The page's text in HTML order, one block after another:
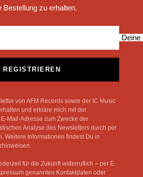
Bestellung zu erhalten.
Deine
REGISTRIEREN
von AFM Records sowie der IC Music
und erkläre mich mit der
Mail-Adresse zum Zwecke der
Analyse des Newsletters durch per
Weitere Informationen findest Du in
für die Zukunft widerruflich – per E-
genannten Kontaktdaten oder